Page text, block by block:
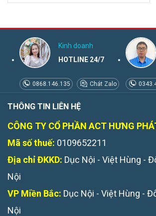
Kinh doanh
HOTLINE 24/7
0868.146.135 Chát Zalo
THÔNG TIN LIÊN HỆ
CÔNG TY CỔ PHẦN ACT HƯNG
Mã số thuế: 0109652211
Địa chỉ ĐKKD: Dục Nội - Việt Hùng -
Nội
VP Miền Bắc: Dục Nội - Việt Hùng -
Nội